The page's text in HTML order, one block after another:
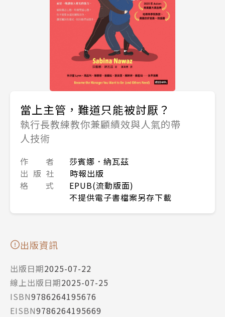
當上主管，難道只能被討厭？
執行長教練教你兼顧績效與人氣的帶
人技術
作 者
莎賓娜．納瓦茲
出 版 社
時報出版
格 式
EPUB(流動版面)
不提供電子書檔案另存下載
出版資訊
出版日期2025-07-22
線上出版日期2025-07-25
ISBN9786264195676
EISBN9786264195669